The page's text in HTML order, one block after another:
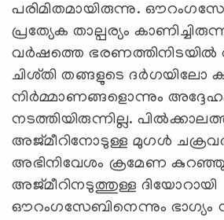
പരിമിതമായിരുന്നു.
പ്രത്യേക താല്പര്യം
വർഷത്തെ ഭരണത്തിനിടയിൽ
ചിശ്തി തങ്ങളുടെ ദർഗയിലോ
നിർമ്മാണങ്ങളൊന്നും
നടത്തിയിരുന്നില്ല.
അജ്‌മീറിനോടുള്ള മുഗൾ
അഭിനിവേശം ക്രമേണ
അജ്മീറിനടുത്തുള്ള ദിയോറായി
ഔറംഗസേബിനെന്നും ഭാഗ്യം